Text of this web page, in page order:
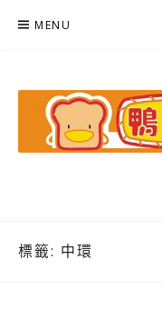
MENU
標籤: 中環